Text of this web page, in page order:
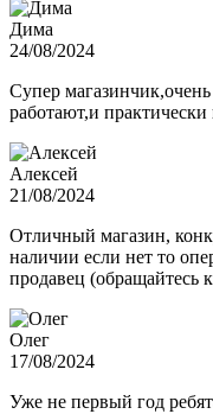
Дима
24/08/2024
Супер
работают,и практически
Алексей
21/08/2024
Отличный магазин,
наличии если нет то
продавец (обращайтесь
Олег
17/08/2024
Уже не первый год